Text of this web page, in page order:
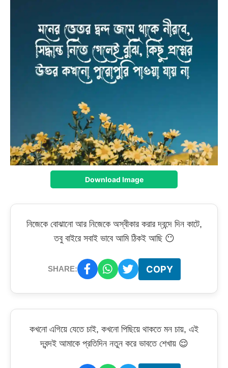
Download Image
নিজেকে বোঝানো আর নিজেকে অস্বীকার করার দ্বন্দে দিন কাটে,
তবু বাইরে সবাই ভাবে আমি ঠিকই আছি 😶
SHARE: COPY
কখনো এগিয়ে যেতে চাই, কখনো পিছিয়ে থাকতে মন চায়, এই
দ্বন্দই আমাকে প্রতিদিন নতুন করে ভাবতে শেখায় 😌